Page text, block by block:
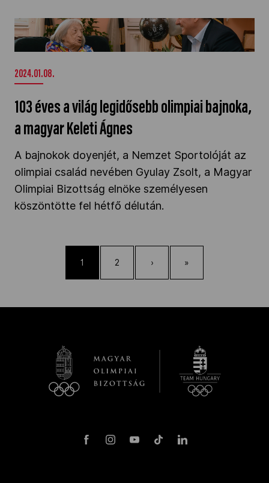
103 éves a világ legidősebb olimpiai bajnoka, a
magyar Keleti Ágnes" />
2024.01.08.
103 éves a világ legidősebb olimpiai bajnoka,
a magyar Keleti Ágnes
A bajnokok doyenjét, a Nemzet Sportolóját az
olimpiai család nevében Gyulay Zsolt, a Magyar
Olimpiai Bizottság elnöke személyesen
köszöntötte fel hétfő délután.
1 2 › »